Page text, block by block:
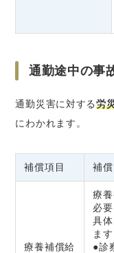
通勤途中の事
通勤災害に対する労
にわかれます。
補償項目 補
療養補償給
療
必
具
ます
●診